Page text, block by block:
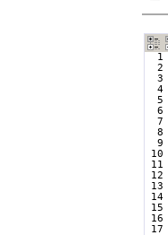
  1
  2
  3
  4
  5
  6
  7
  8
  9
10
11
12
13
14
15
16
17